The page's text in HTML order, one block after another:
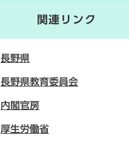
関連リンク
長野県
長野県教育委員会
内閣官房
厚生労働省